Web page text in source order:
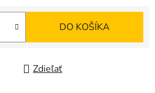
DO KOŠÍKA
Zdieľať